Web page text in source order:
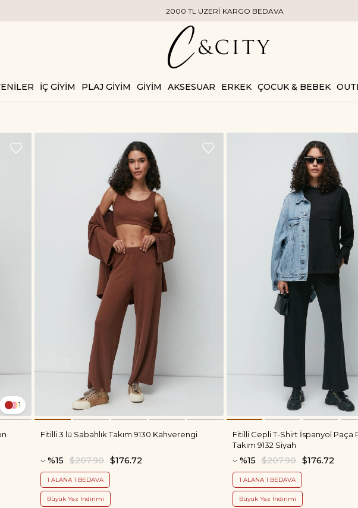
2000 TL ÜZERİ KARGO BEDAVA
İÇ GİYİM PLAJ GİYİM GİYİM AKSESUAR ERKEK ÇOCUK & BEBEK
1
Fitilli 3 lü Sabahlık Takım 9130 Kahverengi
%15 $176.72
$207.90
1 ALANA 1 BEDAVA
Büyük Yaz İndirimi
Fitilli Cepli T-Shirt İspanyol Paça
Takım 9132 Siyah
%15 $176.72
$207.90
1 ALANA 1 BEDAVA
Büyük Yaz İndirimi